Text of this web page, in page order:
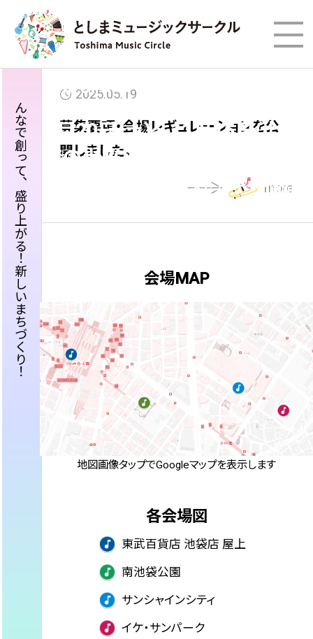
みんなで創って、盛り上がる
！
新しいまちづくり
！
みんなで創って、盛り上がる
！
新しいまちづくり
！
としまミュージックサークル
2025
9月20日(土)～11月15日(土)ま
での土曜日
6月2日（月）〜参加アーティストエントリー開始！！
2025.05.19
募集要項・会場レギュレーションを公
開しました。
more
会場MAP
地図画像タップでGoogleマップを表示します
各会場図
東武百貨店 池袋店 屋上
南池袋公園
サンシャインシティ
イケ・サンパーク